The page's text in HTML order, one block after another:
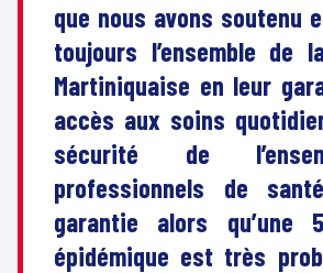
que nous avons soutenu
toujours l’ensemble de
Martiniquaise en leur
accès aux soins
sécurité de
professionnels de
garantie alors qu’une
épidémique est très